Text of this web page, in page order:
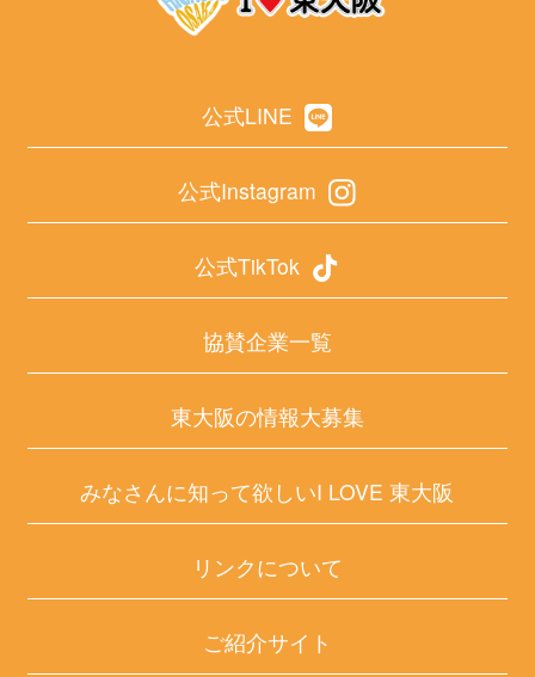
公式LINE
公式Instagram
公式TikTok
協賛企業一覧
東大阪の情報大募集
みなさんに知って欲しいI LOVE 東大阪
リンクについて
ご紹介サイト